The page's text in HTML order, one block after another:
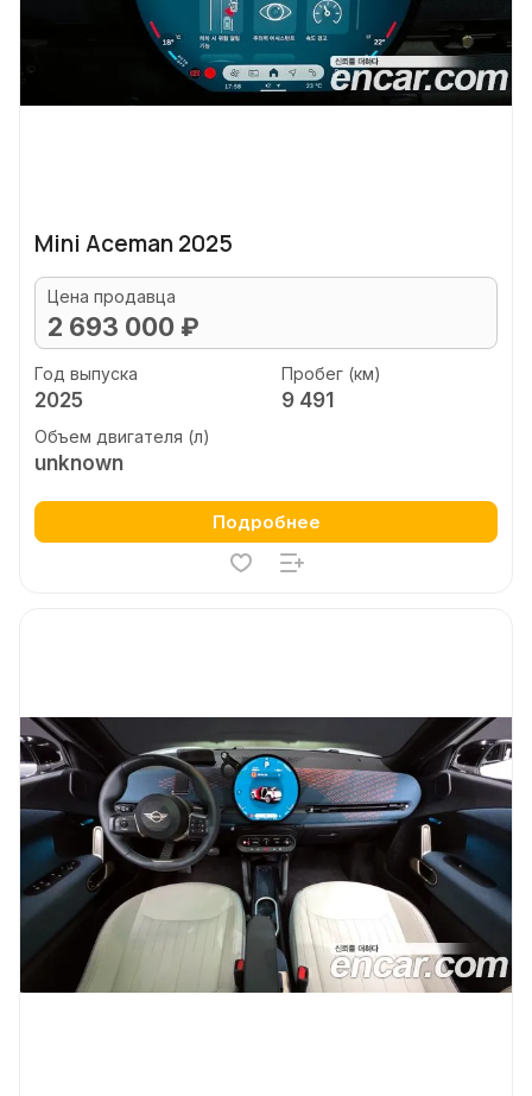
Mini Aceman 2025
Цена продавца
2 693 000 ₽
Год выпуска
2025
Пробег (км)
9 491
Объем двигателя (л)
unknown
Подробнее